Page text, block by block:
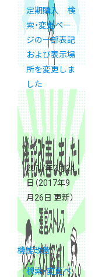
定期購入 検
索・変更ペー
ジの一部表記
および表示場
所を変更しま
した
2017年2月24
日 （2017年9
月26日 更新）
機能改善
検索・変更ペ